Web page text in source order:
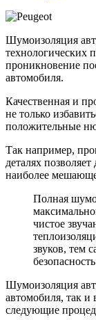
Шумоизоляция
технологических
проникновение
автомобиля.
Качественная и
не только
положительные
Так например,
деталях
наиболее
Полная
чистое
звуков, тем
Шумоизоляция
автомобиля, так и
следующие